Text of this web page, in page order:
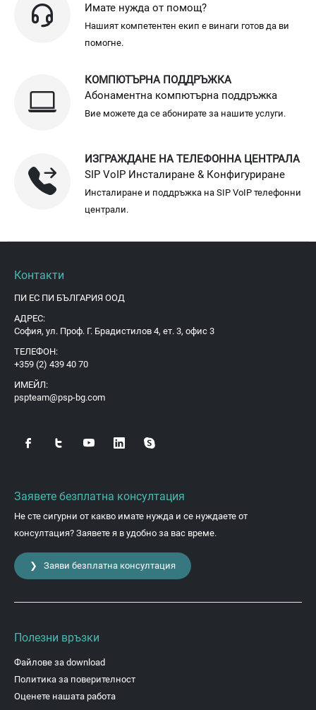
Имате нужда от помощ?
Нашият компетентен екип е винаги готов да ви
помогне.
КОМПЮТЪРНА ПОДДРЪЖКА
Абонаментна компютърна поддръжка
Вие можете да се абонирате за нашите услуги.
ИЗГРАЖДАНЕ НА ТЕЛЕФОННА ЦЕНТРАЛА
SIP VoIP Инсталиране & Конфигуриране
Инсталиране и поддръжка на SIP VoIP телефонни
централи.
Контакти
ПИ ЕС ПИ БЪЛГАРИЯ ООД
АДРЕС:
София, ул. Проф. Г. Брадистилов 4, ет. 3, офис 3
ТЕЛЕФОН:
+359 (2) 439 40 70
ИМЕЙЛ:
pspteam@psp-bg.com
Заявете безплатна консултация
Не сте сигурни от какво имате нужда и се нуждаете от
консултация? Заявете я в удобно за вас време.
❯ Заяви безплатна консултация
Полезни връзки
Файлове за download
Политика за поверителност
Оценете нашата работа